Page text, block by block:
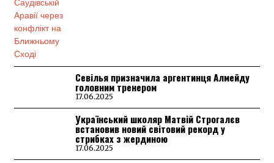
Севілья призначила аргентинця Алмейду
головним тренером
17.06.2025
Український школяр Матвій Строгалєв
встановив новий світовий рекорд у
стрибках з жердиною
17.06.2025